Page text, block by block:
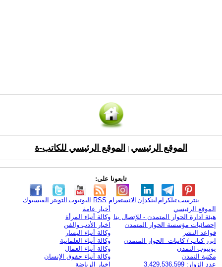
الموقع الرئيسي الموقع الرئيسي للكاتب-ة
تابعونا على:
الفيسبوك التويتر اليوتيوب RSS الانستغرام لينكدإن تيلكرامبنترست
الموقع الرئيسي
هيئة ادارة الحوار المتمدن - للإتصال بنا
إحصائيات مؤسسة الحوار المتمدن
قواعد النشر
ابرز كتاب / كاتبات الحوار المتمدن
يوتيوب التمدن
مكتبة التمدن
عدد الزوار: 3,429,536,599
أخبار عامة
وكالة أنباء المرأة
اخبار الأدب والفن
وكالة أنباء اليسار
وكالة أنباء العلمانية
وكالة أنباء العمال
وكالة أنباء حقوق الإنسان
اخبار الرياضة